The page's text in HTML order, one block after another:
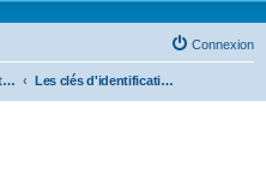
Connexion
Informations et questions taxonomiques Les clés d'identifications